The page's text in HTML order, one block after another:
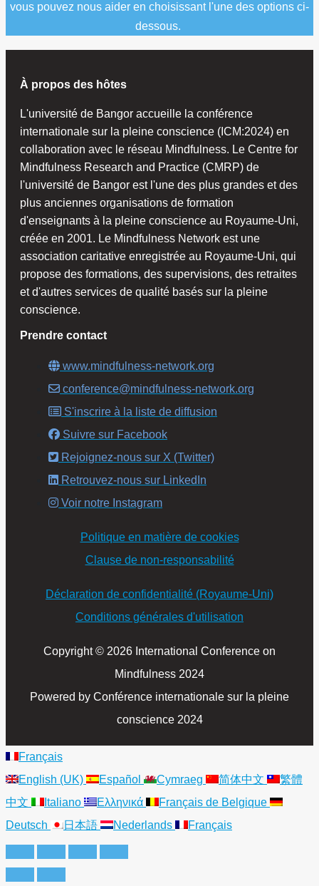
vous pouvez nous aider en choisissant l'une des options ci-
dessous.
À propos des hôtes
L'université de Bangor accueille la conférence
internationale sur la pleine conscience (ICM:2024) en
collaboration avec le réseau Mindfulness. Le Centre for
Mindfulness Research and Practice (CMRP) de
l'université de Bangor est l'une des plus grandes et des
plus anciennes organisations de formation
d'enseignants à la pleine conscience au Royaume-Uni,
créée en 2001. Le Mindfulness Network est une
association caritative enregistrée au Royaume-Uni, qui
propose des formations, des supervisions, des retraites
et d'autres services de qualité basés sur la pleine
conscience.
Prendre contact
www.mindfulness-network.org
conference@mindfulness-network.org
S'inscrire à la liste de diffusion
Suivre sur Facebook
Rejoignez-nous sur X (Twitter)
Retrouvez-nous sur LinkedIn
Voir notre Instagram
Politique en matière de cookies
Clause de non-responsabilité
Déclaration de confidentialité (Royaume-Uni)
Conditions générales d'utilisation
Copyright © 2026 International Conference on
Mindfulness 2024
Powered by Conférence internationale sur la pleine
conscience 2024
Français
English (UK)
Español Cymraeg 简体中文
繁體
中文
Italiano Ελληνικά
Français de Belgique
Deutsch
日本語 Nederlands Français